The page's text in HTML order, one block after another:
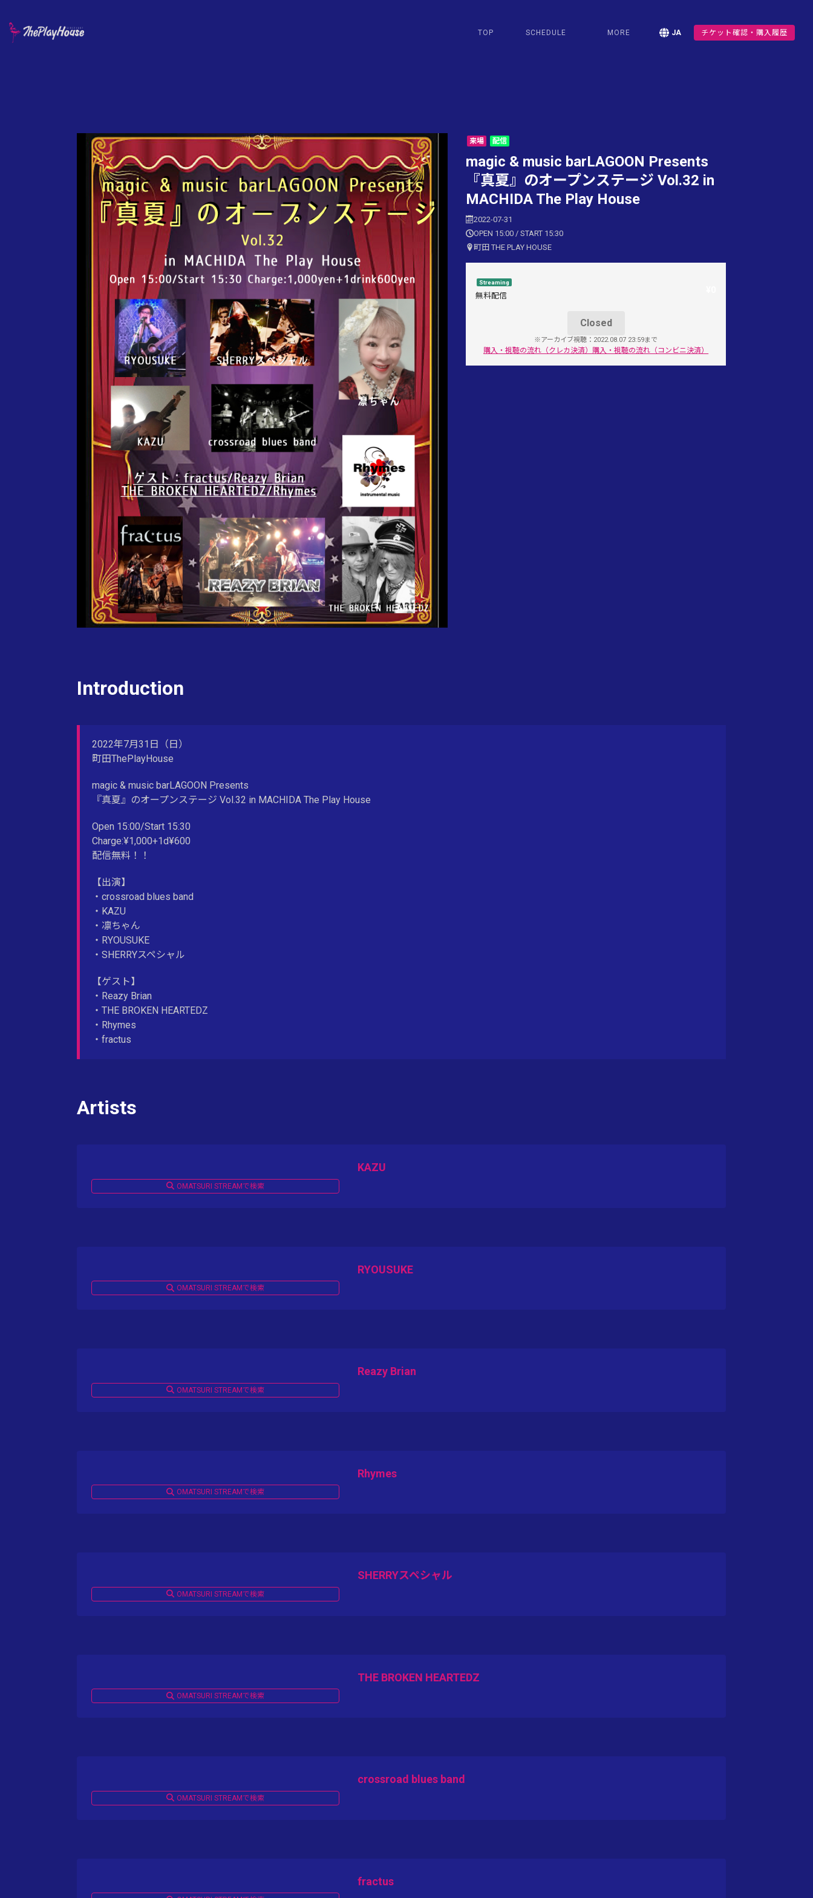
TOP SCHEDULE MORE JA チケット確認・購入履歴
来場 配信
magic & music barLAGOON Presents
『真夏』のオープンステージ Vol.32 in
MACHIDA The Play House
2022-07-31
OPEN 15:00 / START 15:30
町田 THE PLAY HOUSE
Streaming
無料配信
Closed
※アーカイブ視聴：2022.08.07 23:59まで
購入・視聴の流れ（クレカ決済） 購入・視聴の流れ（コンビニ決済）
Introduction
2022年7月31日（日）
町田ThePlayHouse
magic & music barLAGOON Presents
『真夏』のオープンステージ Vol.32 in MACHIDA The Play House
Open 15:00/Start 15:30
Charge:¥1,000+1d¥600
配信無料！！
【出演】
・crossroad blues band
・KAZU
・凛ちゃん
・RYOUSUKE
・SHERRYスペシャル
【ゲスト】
・Reazy Brian
・THE BROKEN HEARTEDZ
・Rhymes
・fractus
Artists
OMATSURI STREAMで検索
KAZU
OMATSURI STREAMで検索
RYOUSUKE
OMATSURI STREAMで検索
Reazy Brian
OMATSURI STREAMで検索
Rhymes
OMATSURI STREAMで検索
SHERRYスペシャル
OMATSURI STREAMで検索
THE BROKEN HEARTEDZ
OMATSURI STREAMで検索
crossroad blues band
fractus